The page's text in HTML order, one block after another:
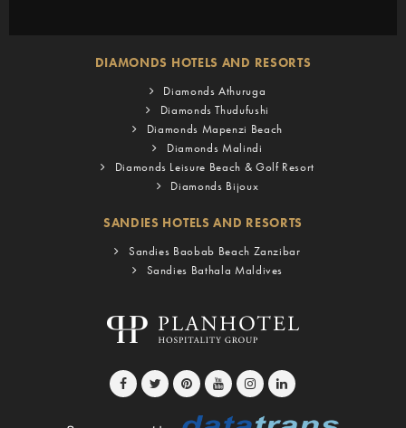
DIAMONDS HOTELS AND RESORTS
Diamonds Athuruga
Diamonds Thudufushi
Diamonds Mapenzi Beach
Diamonds Malindi
Diamonds Leisure Beach & Golf Resort
Diamonds Bijoux
SANDIES HOTELS AND RESORTS
Sandies Baobab Beach Zanzibar
Sandies Bathala Maldives